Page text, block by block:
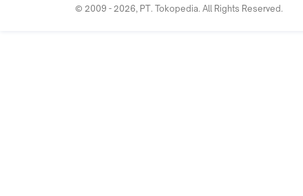
© 2009 - 2026, PT. Tokopedia. All Rights Reserved.